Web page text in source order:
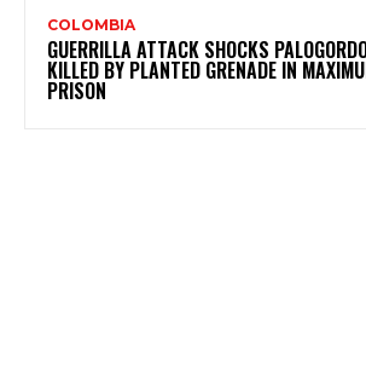
COLOMBIA
GUERRILLA ATTACK SHOCKS
KILLED BY PLANTED GRENADE IN
PRISON